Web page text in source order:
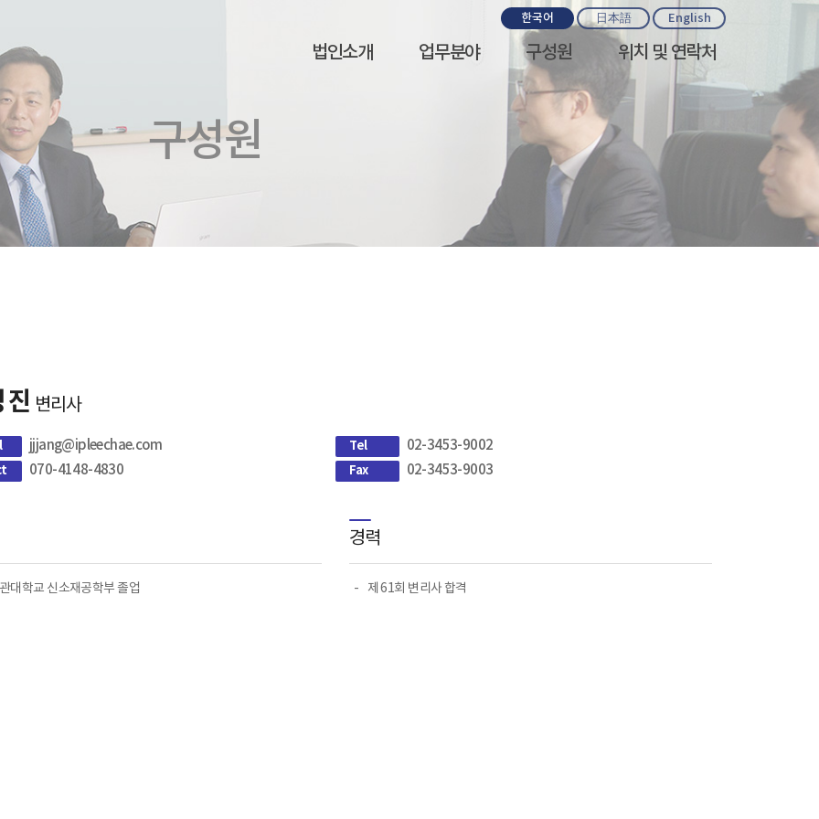
한국어 日本語 English
법인소개 업무분야 구성원 위치 및 연락처
구성원
진변리사
jjjang@ipleechae.com Tel 02-3453-9002
070-4148-4830 Fax 02-3453-9003
대학교 신소재공학부 졸업
경력
제 61회 변리사 합격